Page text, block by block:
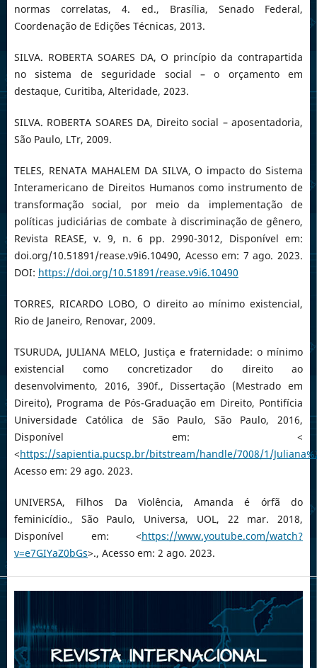
normas correlatas, 4. ed., Brasília, Senado Federal,
Coordenação de Edições Técnicas, 2013.
SILVA. ROBERTA SOARES DA, O princípio da contrapartida
no sistema de seguridade social – o orçamento em
destaque, Curitiba, Alteridade, 2023.
SILVA. ROBERTA SOARES DA, Direito social – aposentadoria,
São Paulo, LTr, 2009.
TELES, RENATA MAHALEM DA SILVA, O impacto do Sistema
Interamericano de Direitos Humanos como instrumento de
transformação social, por meio da implementação de
políticas judiciárias de combate à discriminação de gênero,
Revista REASE, v. 9, n. 6 pp. 2990-3012, Disponível em:
doi.org/10.51891/rease.v9i6.10490, Acesso em: 7 ago. 2023.
DOI: https://doi.org/10.51891/rease.v9i6.10490
TORRES, RICARDO LOBO, O direito ao mínimo existencial,
Rio de Janeiro, Renovar, 2009.
TSURUDA, JULIANA MELO, Justiça e fraternidade: o mínimo
existencial como concretizador do direito ao
desenvolvimento, 2016, 390f., Dissertação (Mestrado em
Direito), Programa de Pós-Graduação em Direito, Pontifícia
Universidade Católica de São Paulo, São Paulo, 2016,
Disponível em: <
<https://sapientia.pucsp.br/bitstream/handle/7008/1/
Acesso em: 29 ago. 2023.
UNIVERSA, Filhos Da Violência, Amanda é órfã do
feminicídio., São Paulo, Universa, UOL, 22 mar. 2018,
Disponível em: <https://www.youtube.com/watch?
v=e7GIYaZ0bGs>., Acesso em: 2 ago. 2023.